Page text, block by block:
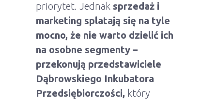
priorytet. Jednak sprzedaż i
marketing splatają się na tyle
mocno, że nie warto dzielić ich
na osobne segmenty –
przekonują przedstawiciele
Dąbrowskiego Inkubatora
Przedsiębiorczości, który